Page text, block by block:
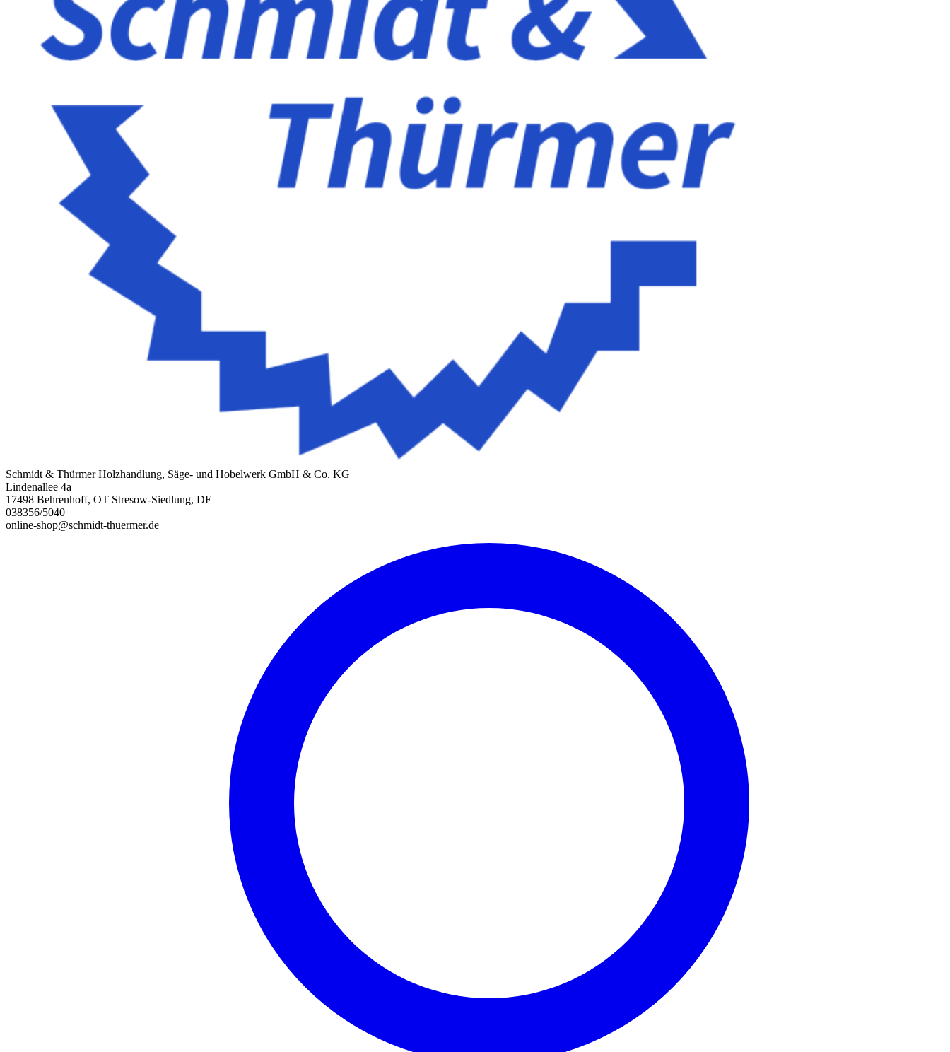
Schmidt & Thürmer Holzhandlung, Säge- und Hobelwerk GmbH & Co. KG
Lindenallee 4a
17498 Behrenhoff, OT Stresow-Siedlung, DE
038356/5040
online-shop@schmidt-thuermer.de